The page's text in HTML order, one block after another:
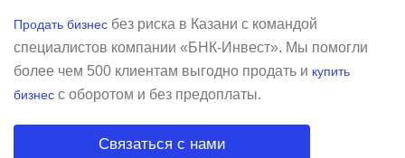
Продать бизнес без риска в Казани с командой
специалистов компании «БНК-Инвест». Мы помогли
более чем 500 клиентам выгодно продать и купить
бизнес с оборотом и без предоплаты.
Связаться с нами